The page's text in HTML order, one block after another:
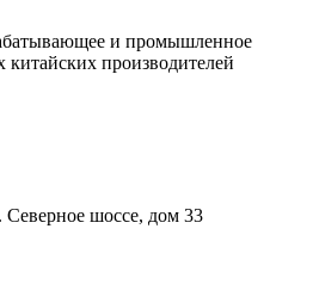
и промышленное
китайских производителей
Северное шоссе, дом 33